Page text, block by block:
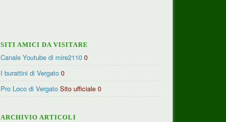
SITI AMICI DA VISITARE
Canale Youtube di mire2110 0
I burattini di Vergato 0
Pro Loco di Vergato Sito ufficiale 0
ARCHIVIO ARTICOLI